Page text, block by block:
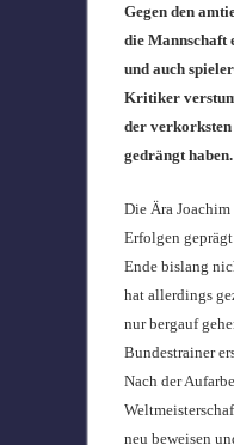
Gegen den
die Mannschaft
und auch
Kritiker
der verkorksten
gedrängt haben.
Die Ära
Erfolgen
Ende bislang
hat allerdings
nur bergauf
Bundestrainer
Nach der
neu beweisen